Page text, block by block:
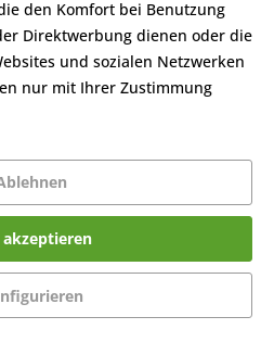
den Komfort bei Benutzung
Direktwerbung dienen oder die
und sozialen Netzwerken
nur mit Ihrer Zustimmung
akzeptieren